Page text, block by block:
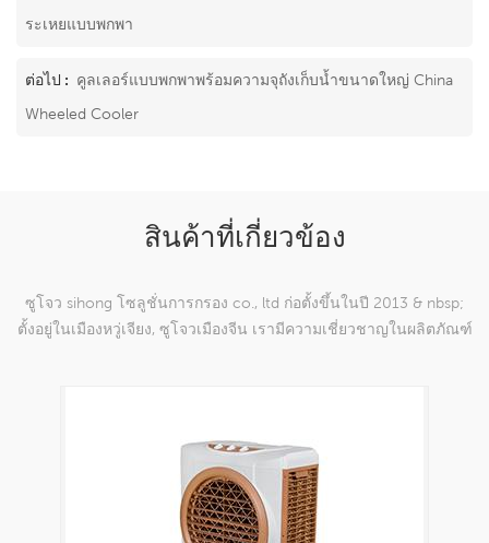
ระเหยแบบพกพา
ต่อไป : คูลเลอร์แบบพกพาพร้อมความจุถังเก็บน้ำขนาดใหญ่ China
Wheeled Cooler
สินค้าที่เกี่ยวข้อง
ซูโจว sihong โซลูชั่นการกรอง co., ltd ก่อตั้งขึ้นในปี 2013 & nbsp;
ตั้งอยู่ในเมืองหวู่เจียง, ซูโจวเมืองจีน เรามีความเชี่ยวชาญในผลิตภัณฑ์